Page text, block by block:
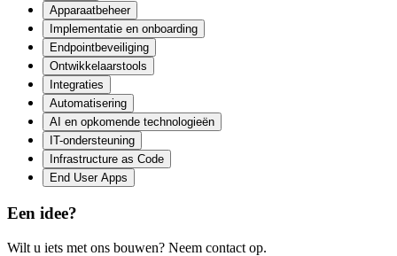
Apparaatbeheer
Implementatie en onboarding
Endpointbeveiliging
Ontwikkelaarstools
Integraties
Automatisering
AI en opkomende technologieën
IT-ondersteuning
Infrastructure as Code
End User Apps
Een idee?
Wilt u iets met ons bouwen? Neem contact op.